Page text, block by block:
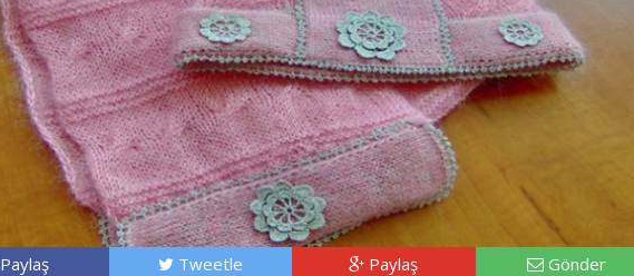
Paylaş Tweetle Paylaş Gönder